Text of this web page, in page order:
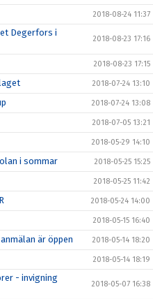
2018-08-24 11:37
Degerfors i
2018-08-23 17:16
2018-08-23 17:15
2018-07-24 13:10
2018-07-24 13:08
2018-07-05 13:21
2018-05-29 14:10
i sommar 2018-05-25 15:25
2018-05-25 11:42
2018-05-24 14:00
2018-05-15 16:40
är öppen 2018-05-14 18:20
2018-05-14 18:19
- invigning
2018-05-07 16:38